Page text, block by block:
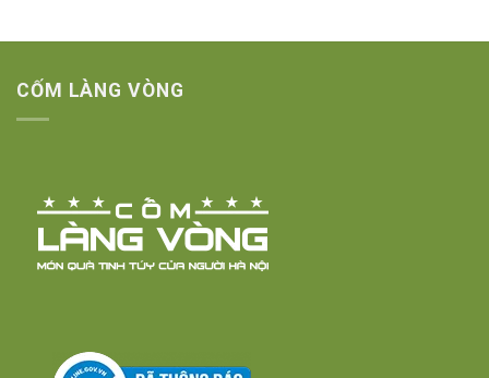
CỐM LÀNG VÒNG